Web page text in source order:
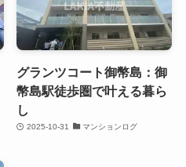
グランツコート御幣島：御
幣島駅徒歩圏で叶える暮ら
し
2025-10-31 マンションログ